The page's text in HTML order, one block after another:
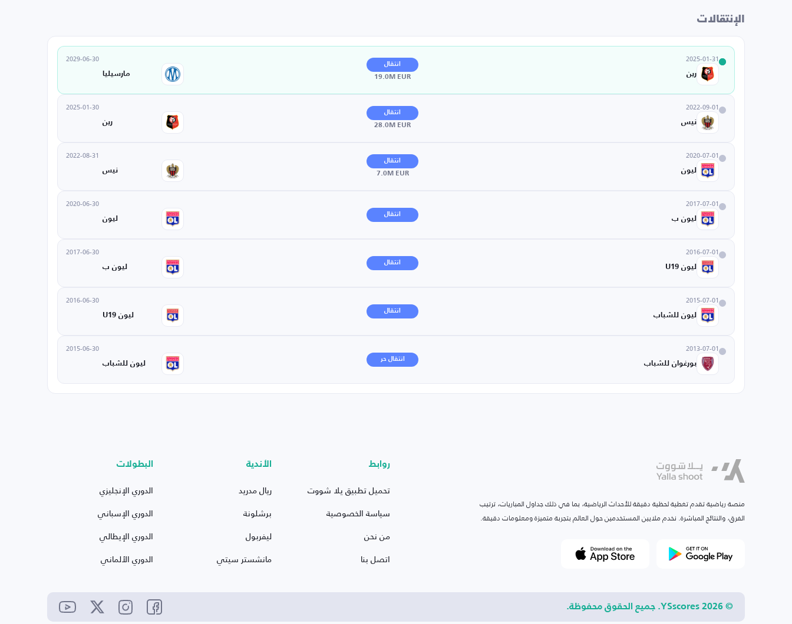
الإنتقالات
2025-01-31
رين
انتقال
19.0M EUR
2029-06-30
مارسيليا
2022-09-01
نيس
انتقال
28.0M EUR
2025-01-30
رين
2020-07-01
ليون
انتقال
7.0M EUR
2022-08-31
نيس
2017-07-01
ليون ب
انتقال
2020-06-30
ليون
2016-07-01
ليون U19
انتقال
2017-06-30
ليون ب
2015-07-01
ليون للشباب
انتقال
2016-06-30
ليون U19
2013-07-01
بورغوان للشباب
انتقال حر
2015-06-30
ليون للشباب
منصة رياضية تقدم تغطية لحظية دقيقة للأحداث الرياضية، بما في ذلك جداول المباريات، ترتيب
الفرق، والنتائج المباشرة. نخدم ملايين المستخدمين حول العالم بتجربة متميزة ومعلومات دقيقة.
روابط
تحميل تطبيق يلا شووت
سياسة الخصوصية
من نحن
اتصل بنا
الأندية
ريال مدريد
برشلونة
ليفربول
مانشستر سيتي
البطولات
الدوري الإنجليزي
الدوري الإسباني
الدوري الإيطالي
الدوري الألماني
© 2026 YSscores. جميع الحقوق محفوظة.